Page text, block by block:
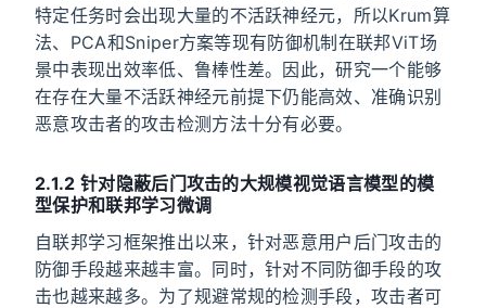
特定任务时会出现大量的不活跃神经元，所以Krum算
法、PCA和Sniper方案等现有防御机制在联邦ViT场
景中表现出效率低、鲁棒性差。因此，研究一个能够
在存在大量不活跃神经元前提下仍能高效、准确识别
恶意攻击者的攻击检测方法十分有必要。
2.1.2 针对隐蔽后门攻击的大规模视觉语言模型的模
型保护和联邦学习微调
自联邦学习框架推出以来，针对恶意用户后门攻击的
防御手段越来越丰富。同时，针对不同防御手段的攻
击也越来越多。为了规避常规的检测手段，攻击者可